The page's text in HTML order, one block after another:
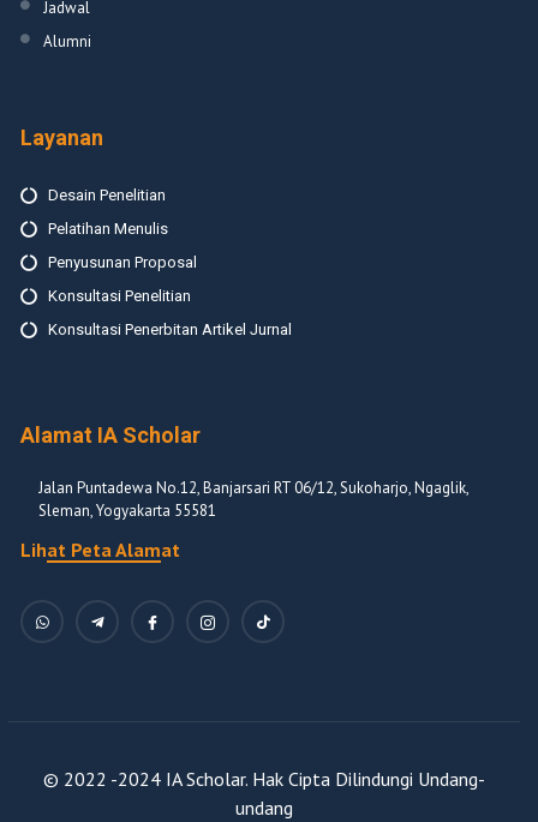
Jadwal
Alumni
Layanan
Desain Penelitian
Pelatihan Menulis
Penyusunan Proposal
Konsultasi Penelitian
Konsultasi Penerbitan Artikel Jurnal
Alamat IA Scholar
Jalan Puntadewa No.12, Banjarsari RT 06/12, Sukoharjo, Ngaglik,
Sleman, Yogyakarta 55581
Lihat Peta Alamat
© 2022 -2024 IA Scholar. Hak Cipta Dilindungi Undang-
undang